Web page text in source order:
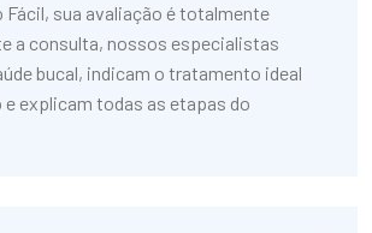
Fácil, sua avaliação é totalmente
a consulta, nossos especialistas
bucal, indicam o tratamento ideal
e explicam todas as etapas do